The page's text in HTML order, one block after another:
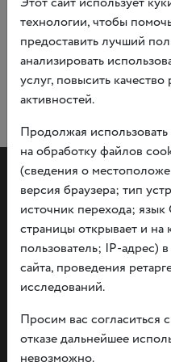
Документы
О политике
Прием граждан
технологии, чтобы
предоставить лучший
анализировать
услуг, повысить
активностей.
Продолжая использовать
на обработку файлов
(сведения о
версия браузера; тип
источник перехода;
страницы открывает и
пользователь; IP-адрес)
сайта, проведения
исследований.
Просим вас согласиться
отказе дальнейшее
невозможно.